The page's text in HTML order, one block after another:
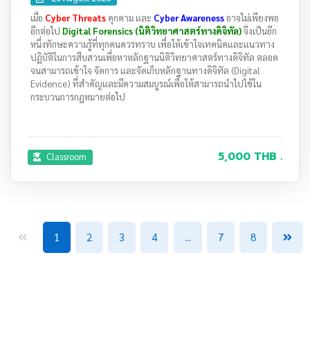
เมื่อ Cyber Threats คุกคาม และ Cyber Awarenessอาจไม่เพียงพอ
อีกต่อไป Digital Forensics (นิติวิทยาศาสตร์ทางดิจิทัล)จึงเป็นอีก
หนึ่งทักษะความรู้ที่ทุกคนควรทราบ เพื่อให้เข้าใจเทคนิคและแนวทาง
ปฏิบัติในการสืบสวนเพื่อหาหลักฐานนิติวิทยาศาสตร์ทางดิจิทัล ตลอด
จนสามารถเข้าใจ จัดการ และจัดเก็บหลักฐานทางดิจิทัล (Digital
Evidence) ที่สำคัญและมีความสมบูรณ์เพื่อให้สามารถนำไปใช้ใน
กระบวนการกฎหมายต่อไป
Classroom 5,000 THB .
1 2 3 4 ... 7 8